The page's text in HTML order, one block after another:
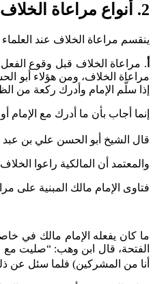
2. أنواع مراعاة الخلاف
ينقسم مراعاة الخلاف عند
. مراعاة الخلاف قبل وقوع
إذا سلَّم الإمام وأدرك ركعة من
إنما أجاب بأن ما أدرك مع الإمام
قال الشيخ أبو الحسن علي بن عبد
والمعتمد أن المالكية راعوا
فتاوى الإمام مالك المبنية على
ما كان يفعله الإمام مالك في
الفتحة، قال ابن وهب: “صليت مع
أنا من المشركين) فلما سئل عن